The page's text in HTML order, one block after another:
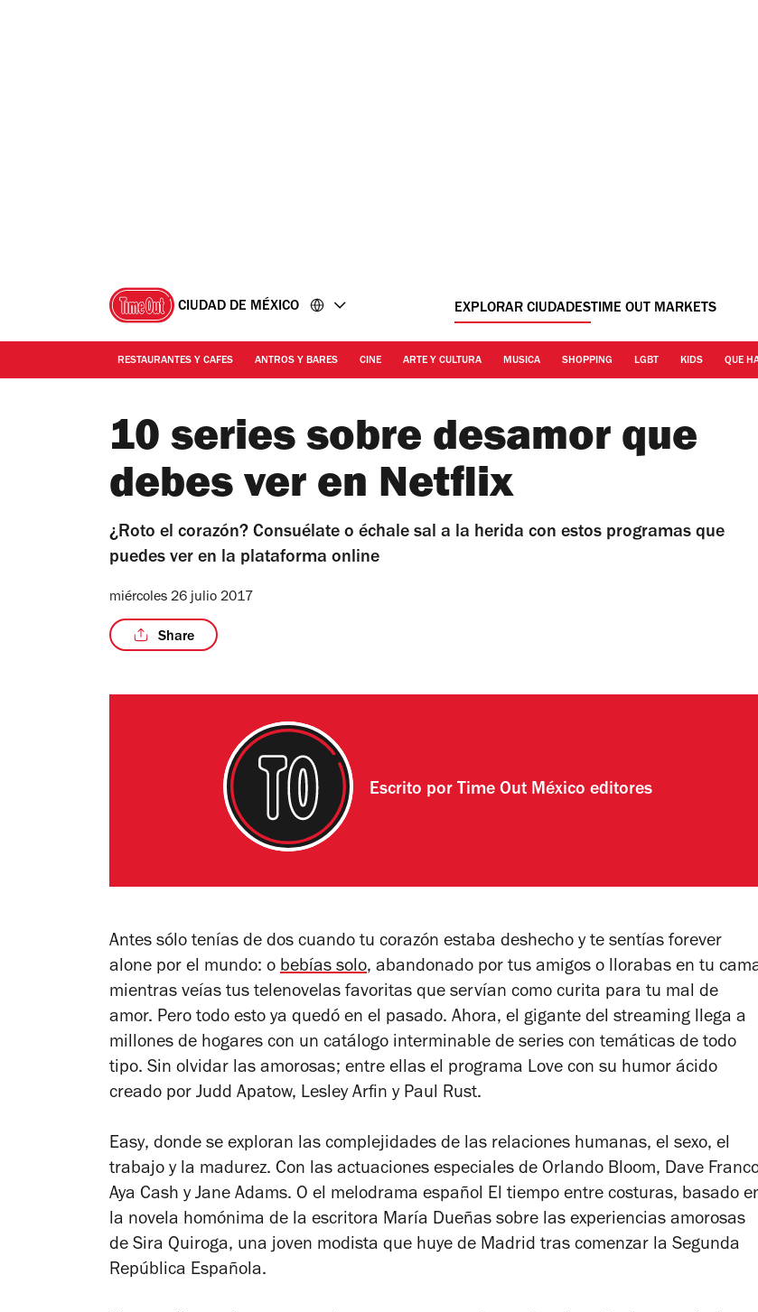
CIUDAD DE MÉXICO EXPLORAR CIUDADESTIME OUT MARKETS
RESTAURANTES Y CAFES ANTROS Y BARES CINE ARTE Y CULTURA MUSICA SHOPPING LGBT KIDS QUE
10 series sobre desamor que
debes ver en Netflix
¿Roto el corazón? Consuélate o échale sal a la herida con estos programas que
puedes ver en la plataforma online
miércoles 26 julio 2017
Share
Escrito por Time Out México editores
Antes sólo tenías de dos cuando tu corazón estaba deshecho y te sentías forever
alone por el mundo: o bebías solo, abandonado por tus amigos o llorabas en tu
mientras veías tus telenovelas favoritas que servían como curita para tu mal de
amor. Pero todo esto ya quedó en el pasado. Ahora, el gigante del streaming llega a
millones de hogares con un catálogo interminable de series con temáticas de todo
tipo. Sin olvidar las amorosas; entre ellas el programa Love con su humor ácido
creado por Judd Apatow, Lesley Arfin y Paul Rust.
Easy, donde se exploran las complejidades de las relaciones humanas, el sexo, el
trabajo y la madurez. Con las actuaciones especiales de Orlando Bloom, Dave
Aya Cash y Jane Adams. O el melodrama español El tiempo entre costuras, basado
la novela homónima de la escritora María Dueñas sobre las experiencias amorosas
de Sira Quiroga, una joven modista que huye de Madrid tras comenzar la Segunda
República Española.